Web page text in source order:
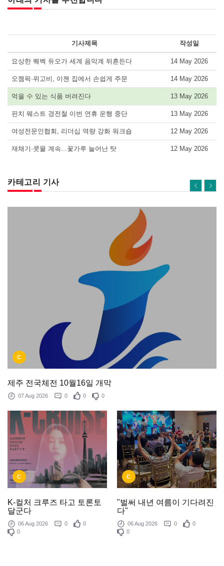
기사제목 작성일
요상한 퀘벡 듀오가 세계 음악계 뒤흔든다 14 May 2026
오젬픽·위고비, 이젠 집에서 손쉽게 주문 14 May 2026
먹을 수 있는 식품 버려진다 13 May 2026
핀치 웨스트 경전철 이번 연휴 운행 중단 13 May 2026
여성전문인협회, 리더십 역량 강화 워크숍 12 May 2026
재채기·콧물 계속...꽃가루 늘어난 탓 12 May 2026
카테고리 기사
C
제주 전국체전 10월16일 개막
07 Aug 2026 0 0 0
C
K-컬처 크루즈 타고 토론토
달군다
06 Aug 2026 0
0
0
C
"벌써 내년 여름이 기다려진
다"
06 Aug 2026 0
0
0